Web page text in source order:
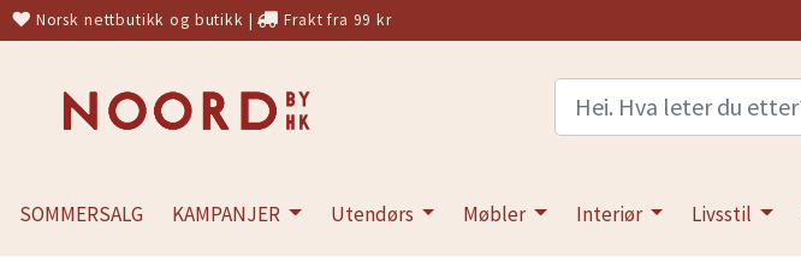
Norsk nettbutikk og butikk | Frakt fra 99 kr
SOMMERSALG KAMPANJER Utendørs Møbler Interiør Livsstil